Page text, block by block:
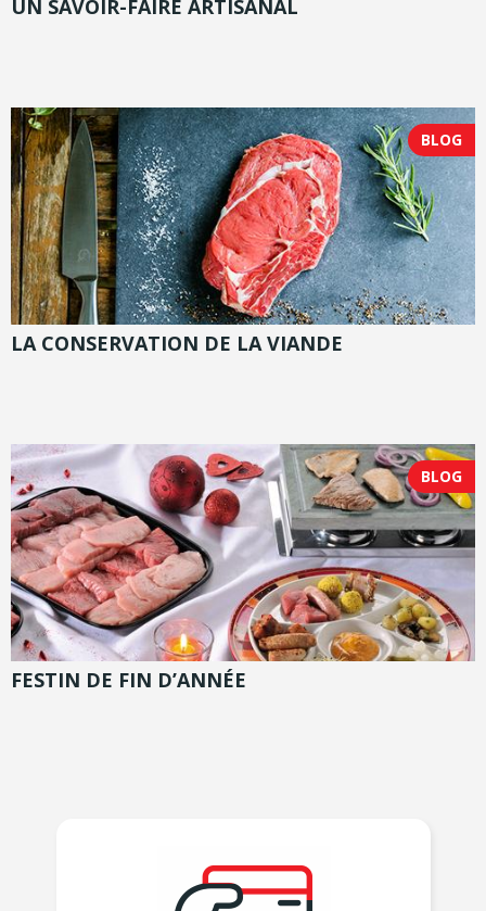
UN SAVOIR-FAIRE ARTISANAL
BLOG
LA CONSERVATION DE LA VIANDE
BLOG
FESTIN DE FIN D’ANNÉE